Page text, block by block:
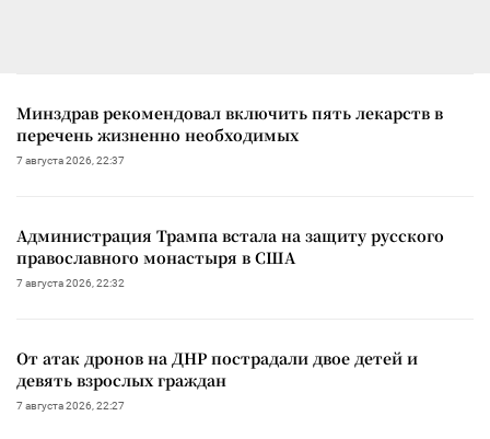
Минздрав рекомендовал включить пять лекарств в
перечень жизненно необходимых
7 августа 2026, 22:37
Администрация Трампа встала на защиту русского
православного монастыря в США
7 августа 2026, 22:32
От атак дронов на ДНР пострадали двое детей и
девять взрослых граждан
7 августа 2026, 22:27